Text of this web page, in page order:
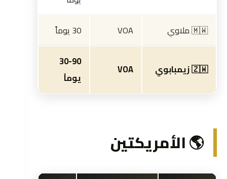
🇲🇼 ملاوي VOA 30 يوماً
🇿🇼 زيمبابوي VOA
30-90
يوماً
🌎 الأمريكتين